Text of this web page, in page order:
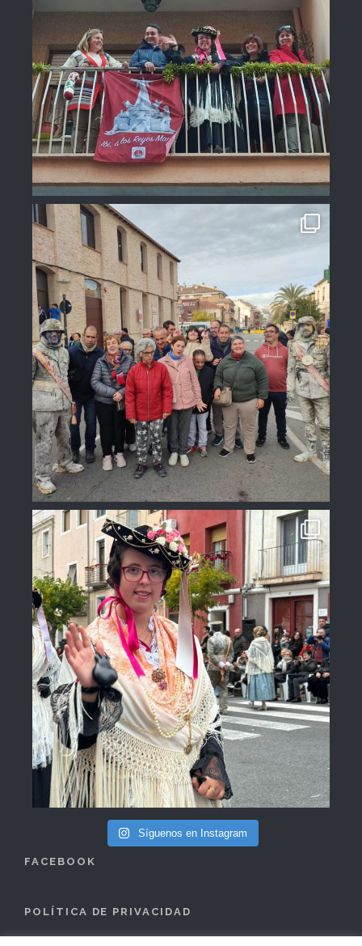
Síguenos en Instagram
FACEBOOK
POLÍTICA DE PRIVACIDAD